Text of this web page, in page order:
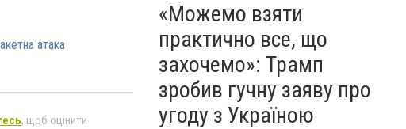
атака
, щоб оцінити
«Можемо взяти
практично все, що
захочемо»: Трамп
зробив гучну заяву про
угоду з Україною